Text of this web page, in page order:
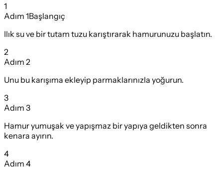
1
Adım 1Başlangıç
Ilık su ve bir tutam tuzu karıştırarak hamurunuzu başlatın.
2
Adım 2
Unu bu karışıma ekleyip parmaklarınızla yoğurun.
3
Adım 3
Hamur yumuşak ve yapışmaz bir yapıya geldikten sonra
kenara ayırın.
4
Adım 4